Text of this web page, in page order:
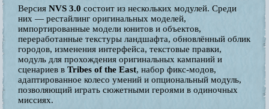
Версия NVS 3.0 состоит из нескольких модулей. Среди
них — рестайлинг оригинальных моделей,
импортированные модели юнитов и объектов,
переработанные текстуры ландшафта, обновлённый облик
городов, изменения интерфейса, текстовые правки,
модуль для прохождения оригинальных кампаний и
сценариев в Tribes of the East, набор фикс-модов,
адаптированное колесо умений и опциональный модуль,
позволяющий играть сюжетными героями в одиночных
миссиях.